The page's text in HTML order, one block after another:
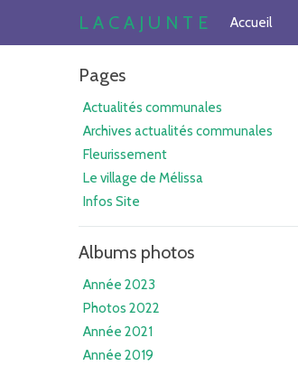
L A C A J U N T E Accueil
Pages
Actualités communales
Archives actualités communales
Fleurissement
Le village de Mélissa
Infos Site
Albums photos
Année 2023
Photos 2022
Année 2021
Année 2019